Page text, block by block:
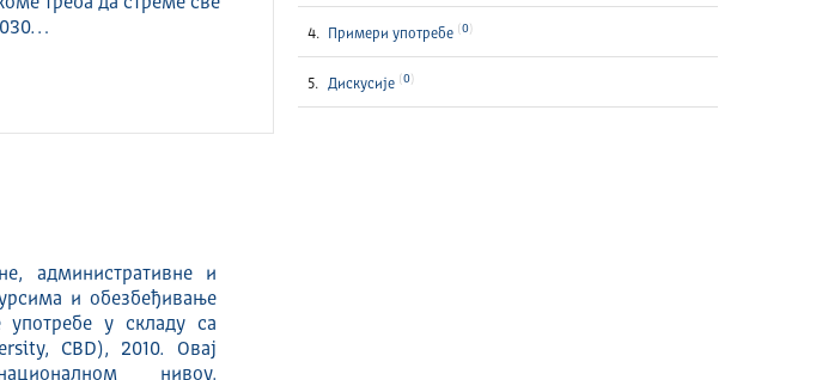
административне и
и обезбеђивање
употребе у складу са
CBD), 2010. Овај
нивоу.
Примери употребе 0
Дискусије 0